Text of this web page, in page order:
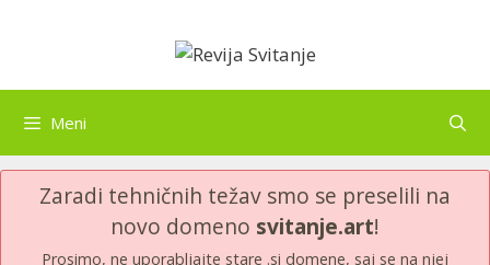
Meni
Zaradi tehničnih težav smo se preselili na
novo domeno svitanje.art!
Prosimo, ne uporabljajte stare .si domene, saj se na njej